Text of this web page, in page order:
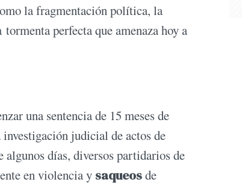
la fragmentación política, la
perfecta que amenaza hoy a
una sentencia de 15 meses de
judicial de actos de
días, diversos partidarios de
en violencia y saqueosde